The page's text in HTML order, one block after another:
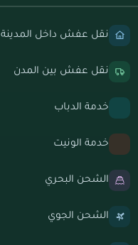
نقل عفش داخل المدينة
نقل عفش بين المدن
خدمة الدباب
خدمة الونيت
الشحن البحري
الشحن الجوي